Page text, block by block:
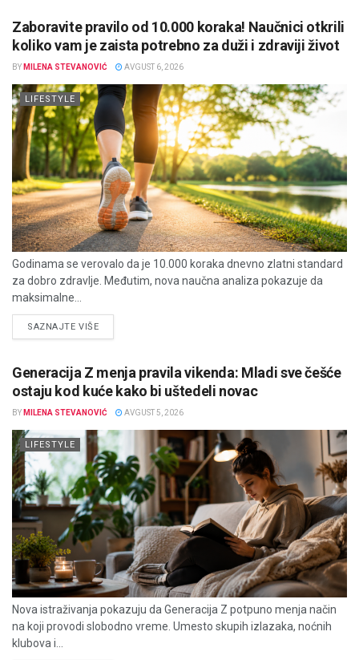
Zaboravite pravilo od 10.000 koraka! Naučnici otkrili
koliko vam je zaista potrebno za duži i zdraviji život
BY MILENA STEVANOVIĆ AVGUST 6, 2026
LIFESTYLE
Godinama se verovalo da je 10.000 koraka dnevno zlatni standard
za dobro zdravlje. Međutim, nova naučna analiza pokazuje da
maksimalne...
SAZNAJTE VIŠEDETAILS
Generacija Z menja pravila vikenda: Mladi sve češće
ostaju kod kuće kako bi uštedeli novac
BY MILENA STEVANOVIĆ AVGUST 5, 2026
LIFESTYLE
Nova istraživanja pokazuju da Generacija Z potpuno menja način
na koji provodi slobodno vreme. Umesto skupih izlazaka, noćnih
klubova i...